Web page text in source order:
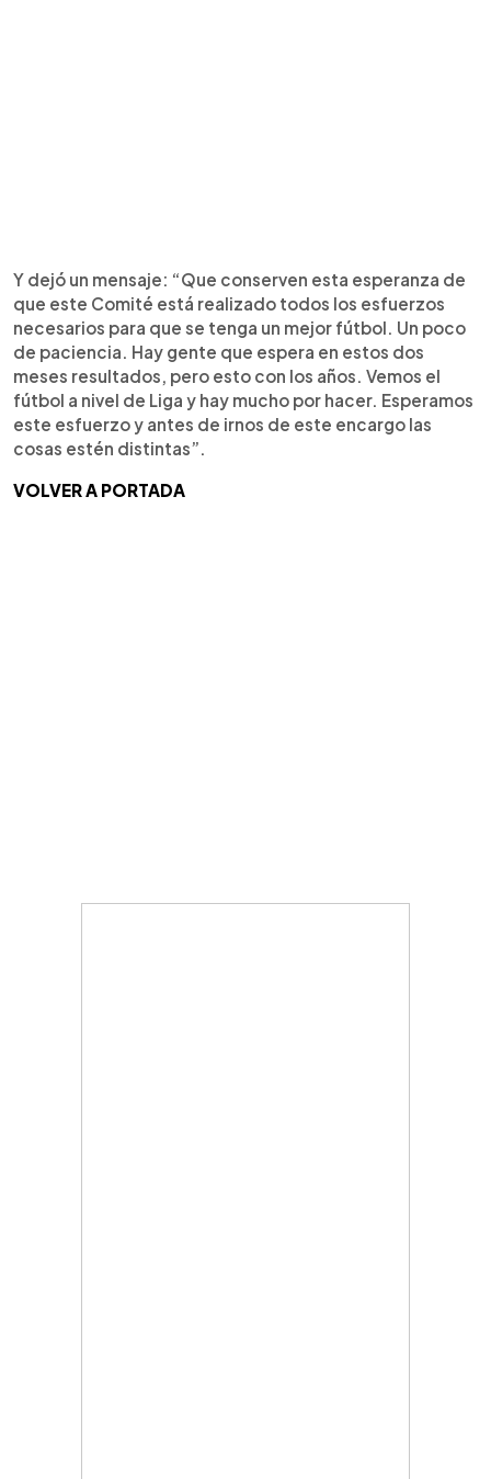
Y dejó un mensaje: “Que conserven esta esperanza de
que este Comité está realizado todos los esfuerzos
necesarios para que se tenga un mejor fútbol. Un poco
de paciencia. Hay gente que espera en estos dos
meses resultados, pero esto con los años. Vemos el
fútbol a nivel de Liga y hay mucho por hacer. Esperamos
este esfuerzo y antes de irnos de este encargo las
cosas estén distintas”.
VOLVER A PORTADA